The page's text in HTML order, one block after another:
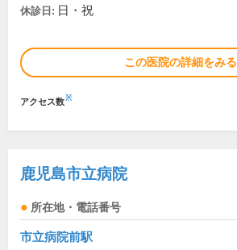
休診日: 日・祝
この医院の詳細をみる
アクセス数※
鹿児島市立病院
所在地・電話番号
市立病院前駅